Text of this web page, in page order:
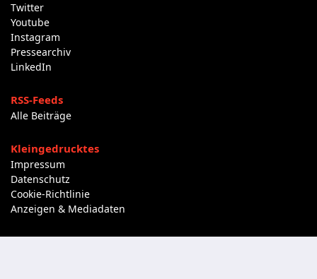
Twitter
Youtube
Instagram
Pressearchiv
LinkedIn
RSS-Feeds
Alle Beiträge
Kleingedrucktes
Impressum
Datenschutz
Cookie-Richtlinie
Anzeigen & Mediadaten